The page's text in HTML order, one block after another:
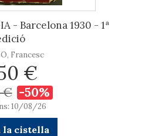
- Barcelona 1930 - 1ª
Francesc
€
€ -50%
10/08/26
la cistella